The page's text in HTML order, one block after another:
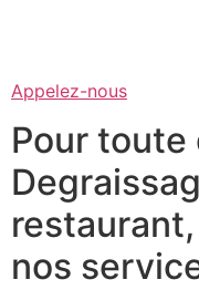
Appelez-nous
Pour toute
nos